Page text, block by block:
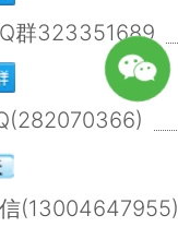
群323351689
(13004647955)